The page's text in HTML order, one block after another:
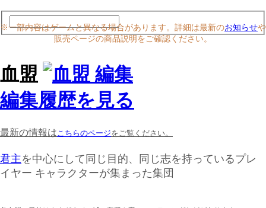
※一部内容はゲームと異なる場合があります。詳細は最新のお知らせや
販売ページの商品説明をご確認ください。
血盟
編集履歴を見る
最新の情報はこちらのページをご覧ください。
君主を中心にして同じ目的、同じ志を持っているプレ
イヤー キャラクターが集まった集団